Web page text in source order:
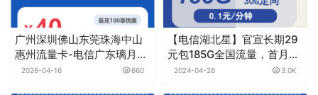
广州深圳佛山东莞珠海中山
惠州流量卡-电信广东璃月
卡，40元月租包350G+200
2026-04-16 660
【电信湖北星】官宣长期29
元包185G全国流量，首月免
月租，激活选号，5G黄金速
2024-04-26 3.0K